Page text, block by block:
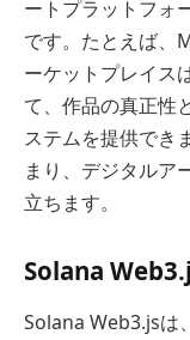
ートプラットフォ
です。たとえば、
ーケットプレイス
て、作品の真正性
ステムを提供でき
まり、デジタルア
立ちます。
Solana
Solana Web3.jsは